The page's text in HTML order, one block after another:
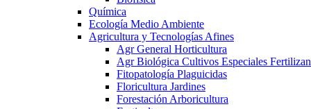
Química
Ecología Medio Ambiente
Agricultura y Tecnologías Afines
Agr General Horticultura
Agr Biológica Cultivos Especiales
Fitopatología Plaguicidas
Floricultura Jardines
Forestación Arboricultura